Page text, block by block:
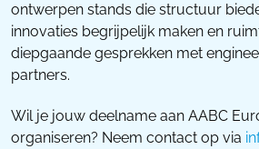
ontwerpen stands die structuur
innovaties begrijpelijk maken en
diepgaande gesprekken met
partners.
Wil je jouw deelname aan AABC
organiseren? Neem contact op via